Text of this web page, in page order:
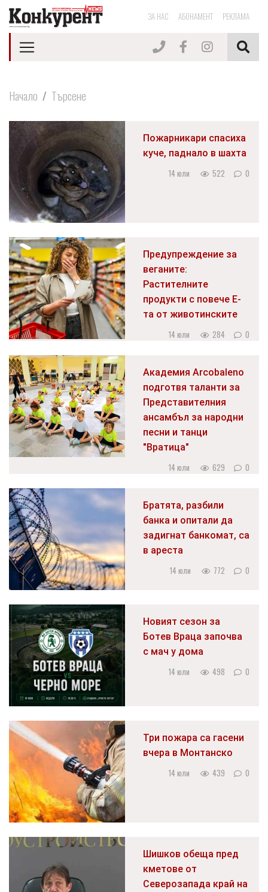
ЗА НАС АБОНАМЕНТ РЕКЛАМА
Начало Търсене
Пожарникари спасиха
куче, паднало в шахта
14 юли 522 0
Предупреждение за
веганите:
Растителните
продукти с повече Е-
та от животинските
14 юли 284 0
Академия Arcobaleno
подготвя таланти за
Представителния
ансамбъл за народни
песни и танци
"Вратица"
14 юли 629 0
Братята, разбили
банка и опитали да
задигнат банкомат, са
в ареста
14 юли 772 0
Новият сезон за
Ботев Враца започва
с мач у дома
14 юли 498 0
Три пожара са гасени
вчера в Монтанско
14 юли 439 0
Шишков обеща пред
кметове от
Северозапада край на